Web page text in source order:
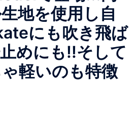
地を使用し自
にも吹き飛ば
めにも!!そして
軽いのも特徴